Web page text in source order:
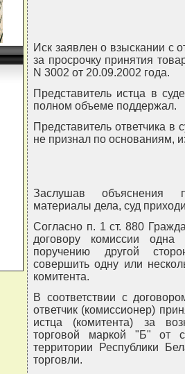
Иск заявлен о взыскании с
за просрочку принятия
N 3002 от 20.09.2002 года.
Представитель истца в
полном объеме поддержал.
Представитель ответчика в
не признал по основаниям,
Заслушав объяснения
материалы дела, суд
Согласно п. 1 ст. 880
договору комиссии одна
поручению другой
совершить одну или
комитента.
В соответствии с
ответчик (комиссионер)
истца (комитента) за
торговой маркой "Б" от
территории Республики
торговли.